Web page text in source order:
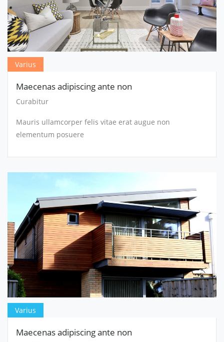
Varius
Maecenas adipiscing ante non
Curabitur
Mauris ullamcorper felis vitae erat augue non
elementum posuere
Varius
Maecenas adipiscing ante non